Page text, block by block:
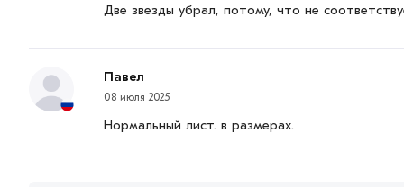
Две звезды убрал, потому, что не
Павел
08 июля 2025
Нормальный лист. в размерах.